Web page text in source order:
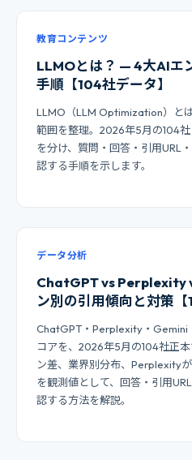
教育コンテンツ
LLMOとは？ — 4大AIエ
手順【104社データ】
LLMO（LLM Optimization）と
範囲を整理。2026年5月の104
を分け、質問・回答・引用URL
認する手順を示します。
データ分析
ChatGPT vs Perplexity
ン別の引用傾向と対策【
ChatGPT・Perplexity・Gemini
コアを、2026年5月の104社正
ン差、業界別分布、Perplexity
を観測値として、回答・引用
認する方法を解説。